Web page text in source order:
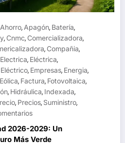
Ahorro, Apagón, Batería,
, Cnmc, Comercializadora,
, Compañia,
Electrica, Eléctrica,
Eléctrico, Empresas, Energia,
Eólica, Factura, Fotovoltaica,
, Hidráulica, Indexada,
, Precios, Suministro,
2026-2029: Un
Más Verde